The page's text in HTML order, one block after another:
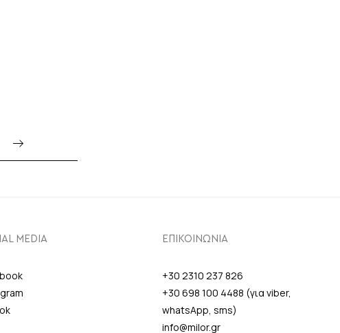
MEDIA ΕΠΙΚΟΙΝΩΝΙΑ
+30 2310 237 826
+30 698 100 4488 (για viber,
whatsApp, sms)
info@milor.gr